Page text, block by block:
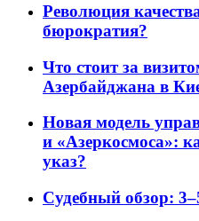
Революция
бюрократия?
Что стоит за
Азербайджана в
Новая модель
и «Азеркосмоса»:
указ?
Судебный обзор: